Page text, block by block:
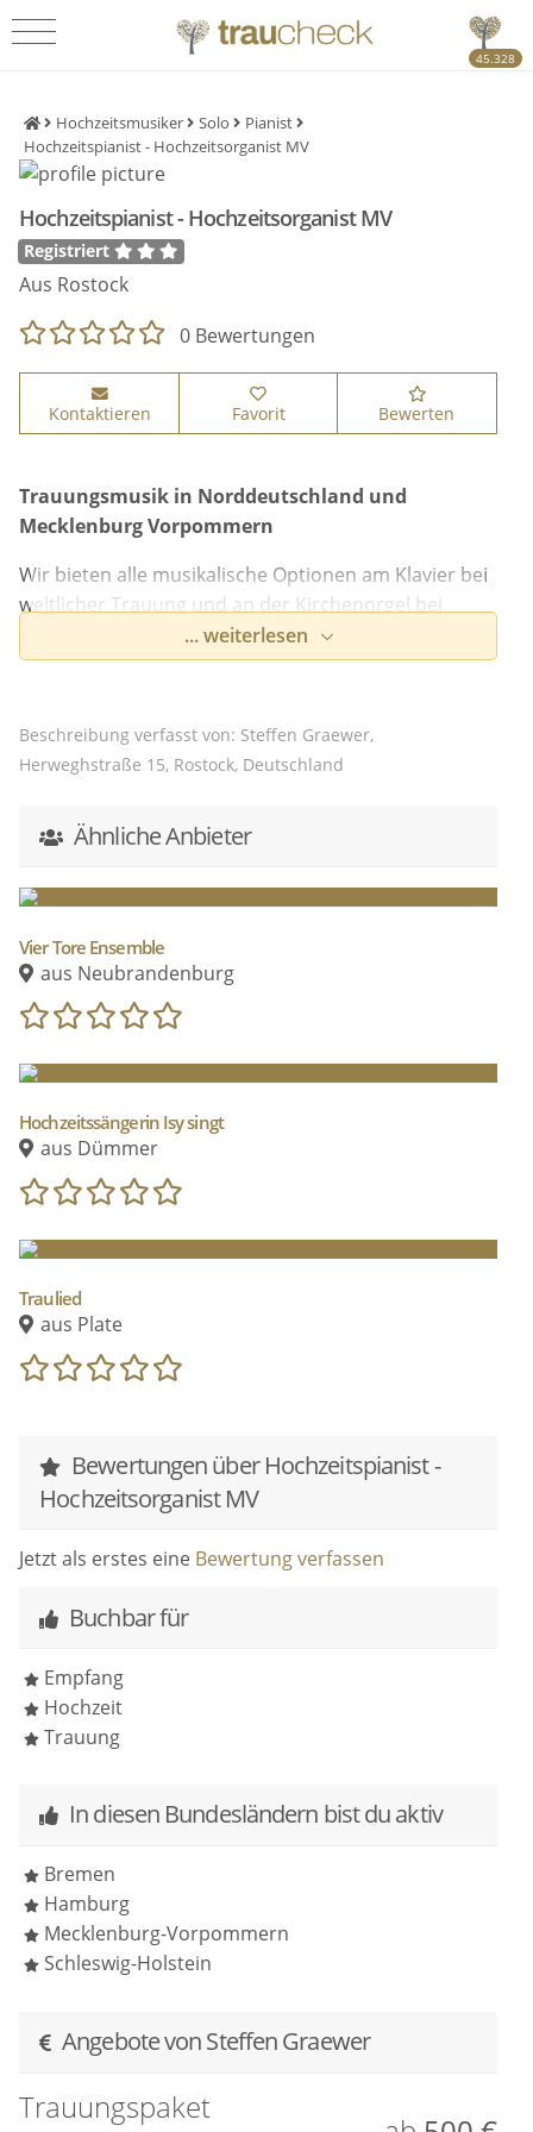
45.328
Hochzeitsmusiker Solo
Pianist
Hochzeitspianist - Hochzeitsorganist MV
Hochzeitspianist - Hochzeitsorganist MV
Registriert
Aus Rostock
0 Bewertungen
Kontaktieren Favorit Bewerten
Trauungsmusik in Norddeutschland und
Mecklenburg Vorpommern
Wir bieten alle musikalische Optionen am Klavier bei
weltlicher Trauung und an der Kirchenorgel bei
geistlicher Vermählung vor Gott.
Sektempfang, Haydn Sonaten und François Couperin
bei Tisch)
Alle Genre
Absprache
... weiterlesen
Beschreibung verfasst von: Steffen Graewer,
Herweghstraße 15, Rostock, Deutschland
Ähnliche Anbieter
Vier Tore Ensemble
aus Neubrandenburg
Hochzeitssängerin Isy singt
aus Dümmer
Traulied
aus Plate
Bewertungen über Hochzeitspianist -
Hochzeitsorganist MV
Jetzt als erstes eine Bewertung verfassen
Buchbar für
Empfang
Hochzeit
Trauung
In diesen Bundesländern bist du aktiv
Bremen
Hamburg
Mecklenburg-Vorpommern
Schleswig-Holstein
Angebote von Steffen Graewer
Trauungspaket